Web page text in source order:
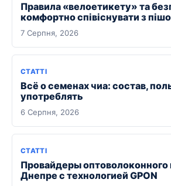
Правила «велоетикету» та
комфортно співіснувати з
7 Серпня, 2026
СТАТТІ
Всё о семенах чиа: состав,
употреблять
6 Серпня, 2026
СТАТТІ
Провайдеры оптоволоконного
Днепре с технологией GPON